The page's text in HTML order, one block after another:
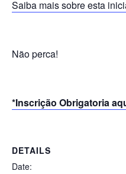
Saiba mais sobre esta
Não perca!
*Inscrição Obrigatoria
DETAILS
Date: